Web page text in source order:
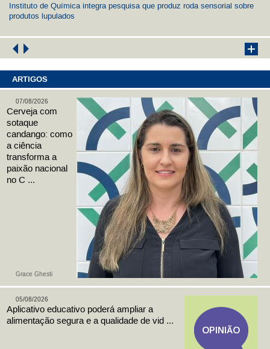
Instituto de Química integra pesquisa que produz roda sensorial sobre
produtos lupulados
ARTIGOS
Grace Ghesti
07/08/2026
Cerveja com
sotaque
candango: como
a ciência
transforma a
paixão nacional
no C ...
05/08/2026
Aplicativo educativo poderá ampliar a
alimentação segura e a qualidade de vid ...